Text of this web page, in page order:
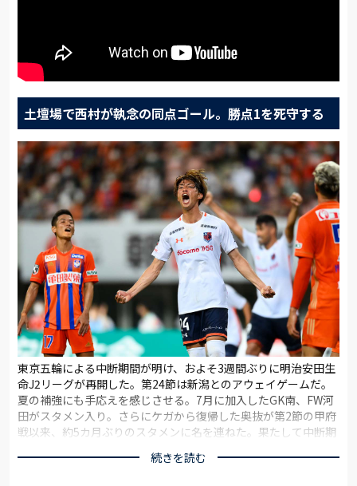
土壇場で西村が執念の同点ゴール。勝点1を死守する
東京五輪による中断期間が明け、およそ3週間ぶりに明治安田生
命J2リーグが再開した。第24節は新潟とのアウェイゲームだ。
夏の補強にも手応えを感じさせる。7月に加入したGK南、FW河
田がスタメン入り。さらにケガから復帰した奥抜が第2節の甲府
戦以来、約5カ月ぶりのスタメンに名を連ねた。果たして中断期
の後半戦がはじまる。
続きを読む